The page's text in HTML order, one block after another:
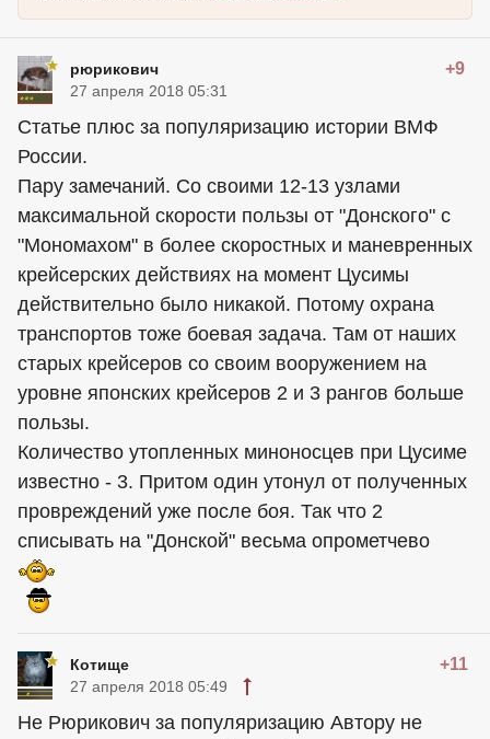
рюрикович +9
27 апреля 2018 05:31
Статье плюс за популяризацию истории ВМФ
России.
Пару замечаний. Со своими 12-13 узлами
максимальной скорости пользы от "Донского" с
"Мономахом" в более скоростных и маневренных
крейсерских действиях на момент Цусимы
действительно было никакой. Потому охрана
транспортов тоже боевая задача. Там от наших
старых крейсеров со своим вооружением на
уровне японских крейсеров 2 и 3 рангов больше
пользы.
Количество утопленных миноносцев при Цусиме
известно - 3. Притом один утонул от полученных
провреждений уже после боя. Так что 2
списывать на "Донской" весьма опрометчево
Котище +11
27 апреля 2018 05:49
Не Рюрикович за популяризацию Автору не